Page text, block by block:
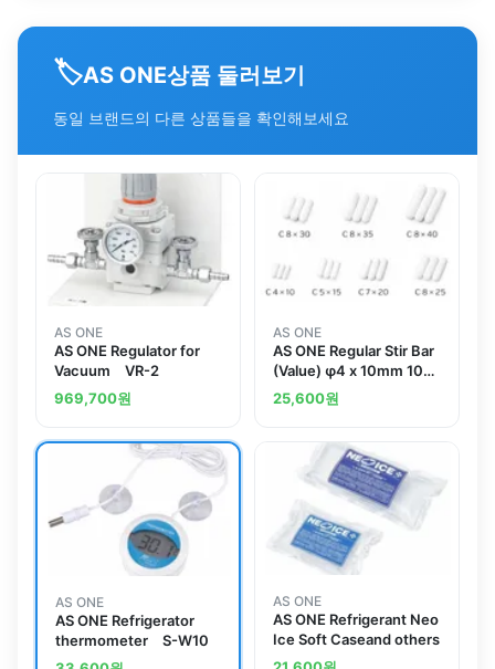
🏷️AS ONE상품 둘러보기
동일 브랜드의 다른 상품들을 확인해보세요
AS ONE
AS ONE Regulator for
Vacuum VR-2
969,700원
AS ONE
AS ONE Regular Stir Bar
(Value) φ4 x 10mm 10
Pcsand others
25,600원
AS ONE
AS ONE Refrigerator
thermometer S-W10
AS ONE
AS ONE Refrigerant Neo
Ice Soft Caseand others